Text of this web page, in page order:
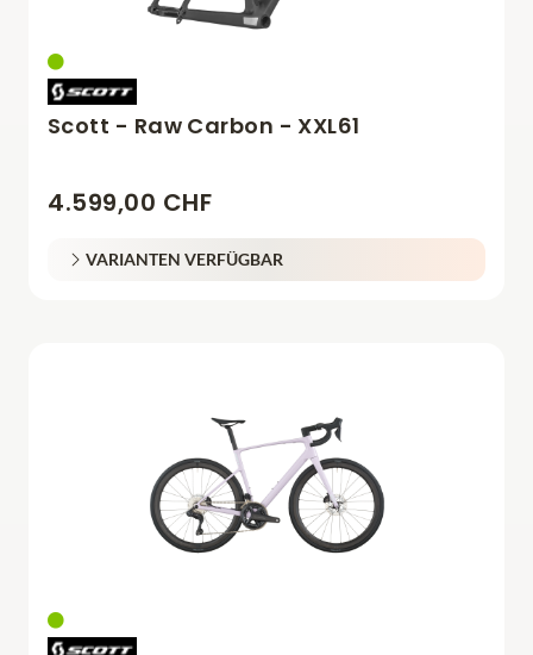
Scott - Raw Carbon - XXL61
4.599,00 CHF
VARIANTEN VERFÜGBAR